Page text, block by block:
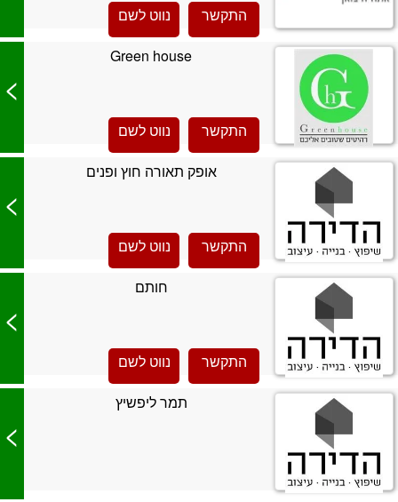
התקשר נווט לשם
Green house
התקשר נווט לשם
>
אופק תאורה חוץ ופנים
התקשר נווט לשם
>
חותם
התקשר נווט לשם
>
תמר ליפשיץ
>